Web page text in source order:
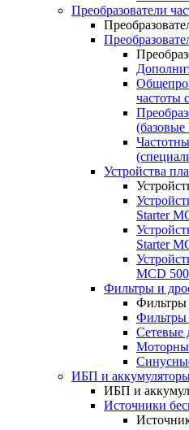
Преобразователи
частоты
Устройства
Starter
Starter
MCD 500
Фильтры и
Фильтры
Фильтры
Сетевые
ИБП и
ИБП и
Источники